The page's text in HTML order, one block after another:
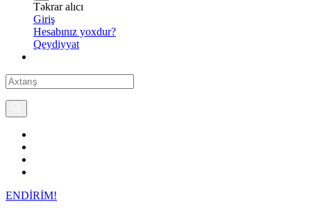
Təkrar alıcı
Giriş
Hesabınız yoxdur?
Qeydiyyat
ENDİRİM!